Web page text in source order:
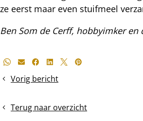
ze eerst maar even stuifmeel
Ben Som de Cerff, hobbyimker
Deel
bericht
Whatsapp
E-mailFacebook
LinkedIn
X Pinterest
Vorig bericht
Uitwintering
inwintering
Terug naar overzicht